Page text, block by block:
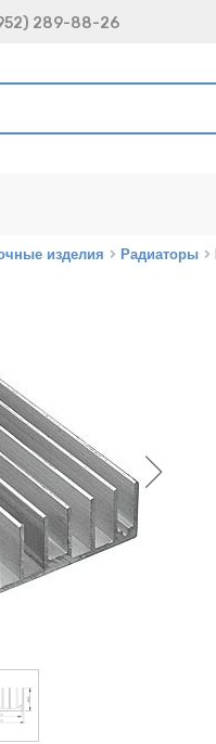
289-88-26
изделия Радиаторы